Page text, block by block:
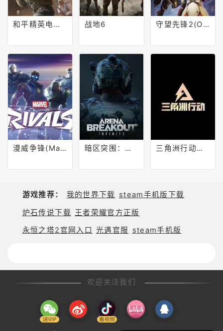
和平精英电脑版 战地6 守望先锋2(Overwatch 2)
漫威争锋(Marvel Rivals) 暗区突围：无限(Arena Breakout) 三角洲行动（Delta Force）
游戏推荐： 我的世界下载 steam手机版下载
炉石传说下载 王者荣耀官方正版
永恒之塔2官网入口
光遇官服 steam手机版
欢迎关注我们